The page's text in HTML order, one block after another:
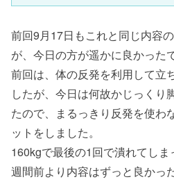
前回9月17日もこれと同じ内容
が、今日の方が遥かに良かったで
前回は、体の反発を利用して立
したが、今日は何故かじっくり
たので、まるっきり反発を使わ
ットをしました。
160kgで最後の1回で潰れてし
週間前より内容はずっと良かっ